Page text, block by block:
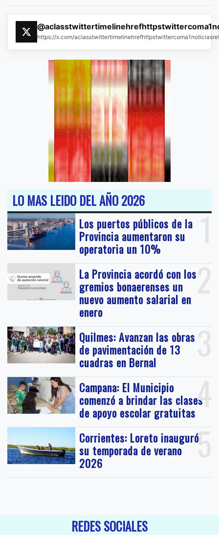
https://x.com/
LO MAS LEIDO DEL AÑO 2026
1
Los puertos públicos de la
Provincia aumentaron su
operatoria un 10%
2
La Provincia acordó con los
gremios bonaerenses un
nuevo aumento salarial en
enero
3
Quilmes: Avanzan las obras
de pavimentación de 13
cuadras en Bernal
4
Campana: El Municipio
comenzó a brindar las clases
de apoyo escolar gratuitas
5
Corrientes: Loreto inauguró
su temporada de verano
2026
REDES SOCIALES